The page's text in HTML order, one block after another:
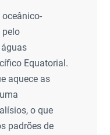
pelo
Equatorial.
aquece as
o que
padrões de